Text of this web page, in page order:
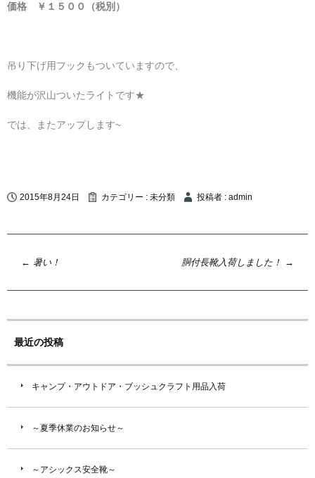
価格 ￥１５００（税別）
吊り下げ用フックもついていますので、
機能が沢山ついたライトです★
では、またアップします~
2015年8月24日 カテゴリー : 未分類 投稿者 : admin
ビ
ゲ
ン
← 暑い！ 胴付長靴入荷しました！ →
最近の投稿
キャンプ・アウトドア・ブッシュクラフト用品入荷
～夏季休業のお知らせ～
～アシックス安全靴～